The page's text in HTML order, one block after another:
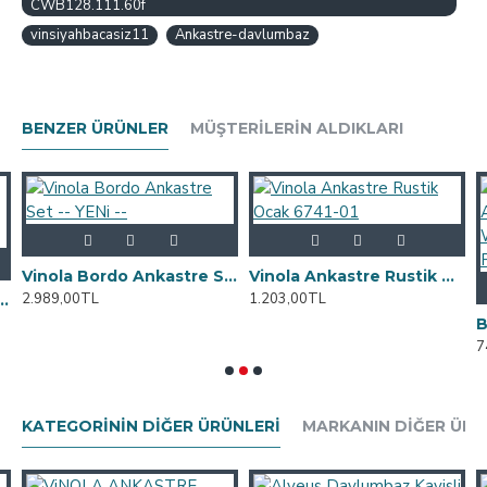
Renk : Siyah
CWB128.111.60f
vinsiyahbacasiz11
Ankastre-davlumbaz
BENZER ÜRÜNLER MÜŞTERILERIN ALDIKLARI
Fırın (Çerçevesi Dahildir.)
Vinola Bordo Ankastre Set -- YENi --
2.989,00TL
Vinola Ankastre Rustik Ocak 6741-01
1.203,00TL
KATEGORININ DIĞER ÜRÜNLERI MARKANIN DIĞER